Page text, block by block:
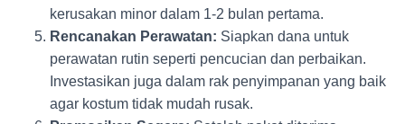
kerusakan minor dalam 1-2 bulan pertama.
Rencanakan Perawatan: Siapkan dana untuk
perawatan rutin seperti pencucian dan perbaikan.
Investasikan juga dalam rak penyimpanan yang baik
agar kostum tidak mudah rusak.